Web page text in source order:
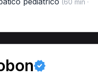
(60 min ·